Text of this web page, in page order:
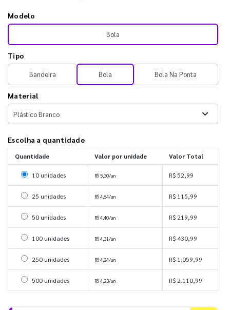
Modelo
Bola
Tipo
Bandeira Bola Bola Na Ponta
Material
Escolha a quantidade
Quantidade Valor por unidade Valor Total
Selecionar 10 unidades
10 unidades R$ 5,30/un R$ 52,99
Selecionar 25 unidades
25 unidades R$ 4,64/un R$ 115,99
Selecionar 50 unidades
50 unidades R$ 4,40/un R$ 219,99
Selecionar 100 unidades
100 unidades R$ 4,31/un R$ 430,99
Selecionar 250 unidades
250 unidades R$ 4,24/un R$ 1.059,99
Selecionar 500 unidades
500 unidades R$ 4,23/un R$ 2.110,99